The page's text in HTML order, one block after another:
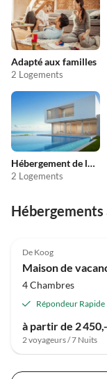
Adapté aux familles
2 Logements
Hébergement de luxe
2 Logements
De Koog
Maison de
4 Chambres
Répondeur Rapide
à partir de 2
2 voyageurs / 7 Nuits